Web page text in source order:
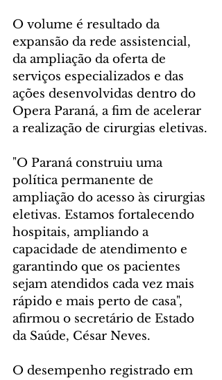
O volume é resultado da
expansão da rede assistencial,
da ampliação da oferta de
serviços especializados e das
ações desenvolvidas dentro do
Opera Paraná, a fim de acelerar
a realização de cirurgias eletivas.
"O Paraná construiu uma
política permanente de
ampliação do acesso às cirurgias
eletivas. Estamos fortalecendo
hospitais, ampliando a
capacidade de atendimento e
garantindo que os pacientes
sejam atendidos cada vez mais
rápido e mais perto de casa",
afirmou o secretário de Estado
da Saúde, César Neves.
O desempenho registrado em